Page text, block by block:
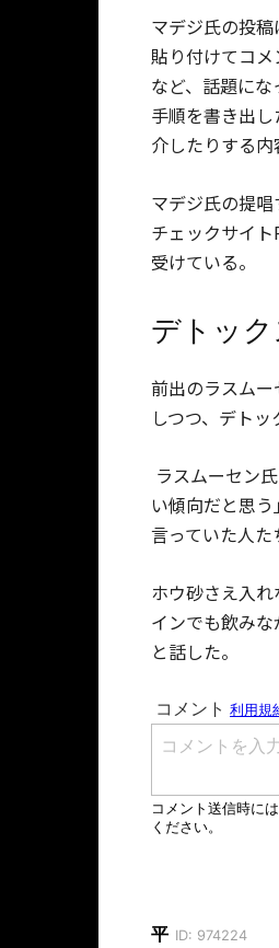
マデジ氏の投
貼り付けてコ
など、話題に
手順を書き出
介したりする内
マデジ氏の提
チェックサイ
受けている。
デトック
前出のラスム
しつつ、デト
ラスムーセン
い傾向だと思
言っていた人た
ホウ砂さえ入れ
インでも飲み
と話した。